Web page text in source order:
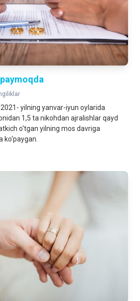
yilning yanvar-iyun oylarida
1,5 ta nikohdan ajralishlar qayd
o‘tgan yilning mos davriga